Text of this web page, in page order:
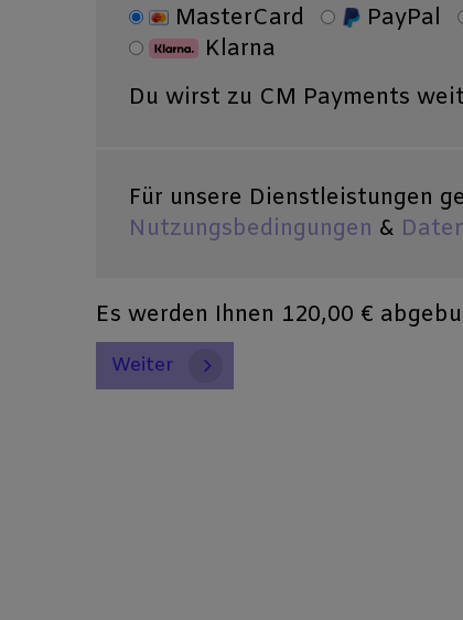
MasterCard
PayPal
Klarna
Du wirst zu CM Payments
Für unsere Dienstleistungen
Nutzungsbedingungen &
Es werden Ihnen 120,00 €
Weiter